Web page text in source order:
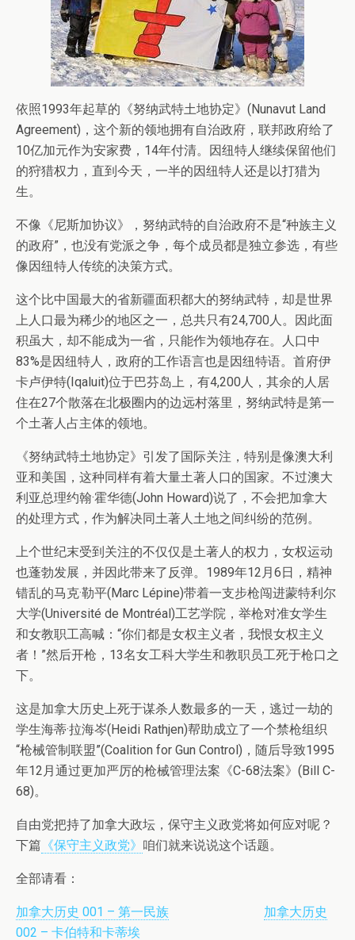
依照1993年起草的《努纳武特土地协定》(Nunavut Land
Agreement)，这个新的领地拥有自治政府，联邦政府给了
10亿加元作为安家费，14年付清。因纽特人继续保留他们
的狩猎权力，直到今天，一半的因纽特人还是以打猎为
生。
不像《尼斯加协议》，努纳武特的自治政府不是“种族主义
的政府”，也没有党派之争，每个成员都是独立参选，有些
像因纽特人传统的决策方式。
这个比中国最大的省新疆面积都大的努纳武特，却是世界
上人口最为稀少的地区之一，总共只有24,700人。因此面
积虽大，却不能成为一省，只能作为领地存在。人口中
83%是因纽特人，政府的工作语言也是因纽特语。首府伊
卡卢伊特(Iqaluit)位于巴芬岛上，有4,200人，其余的人居
住在27个散落在北极圈内的边远村落里，努纳武特是第一
个土著人占主体的领地。
《努纳武特土地协定》引发了国际关注，特别是像澳大利
亚和美国，这种同样有着大量土著人口的国家。不过澳大
利亚总理约翰·霍华德(John Howard)说了，不会把加拿大
的处理方式，作为解决同土著人土地之间纠纷的范例。
上个世纪末受到关注的不仅仅是土著人的权力，女权运动
也蓬勃发展，并因此带来了反弹。1989年12月6日，精神
错乱的马克·勒平(Marc Lépine)带着一支步枪闯进蒙特利尔
大学(Université de Montréal)工艺学院，举枪对准女学生
和女教职工高喊：“你们都是女权主义者，我恨女权主义
者！”然后开枪，13名女工科大学生和教职员工死于枪口之
下。
这是加拿大历史上死于谋杀人数最多的一天，逃过一劫的
学生海蒂·拉海岑(Heidi Rathjen)帮助成立了一个禁枪组织
“枪械管制联盟”(Coalition for Gun Control)，随后导致1995
年12月通过更加严厉的枪械管理法案《C-68法案》(Bill C-
68)。
自由党把持了加拿大政坛，保守主义政党将如何应对呢？
下篇 《保守主义政党》 咱们就来说说这个话题。
全部请看：
加拿大历史 001 – 第一民族
加拿大历史
002 – 卡伯特和卡蒂埃